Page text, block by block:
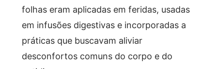
folhas eram aplicadas em feridas, usadas
em infusões digestivas e incorporadas a
práticas que buscavam aliviar
desconfortos comuns do corpo e do